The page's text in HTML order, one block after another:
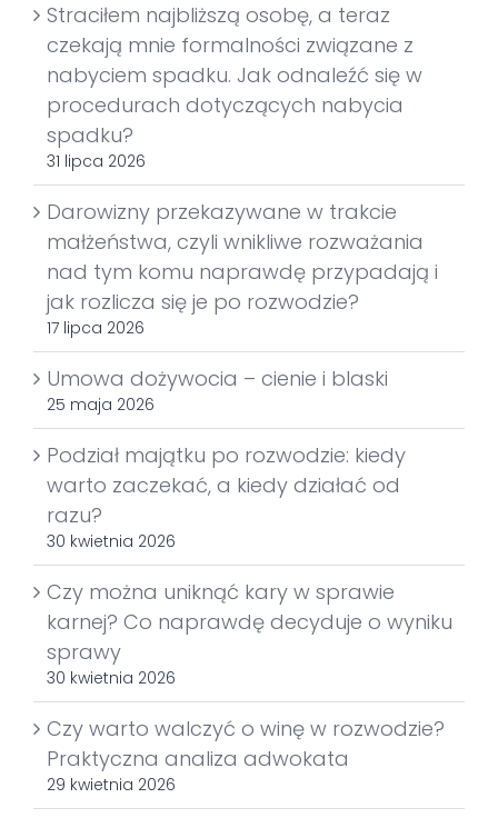
Straciłem najbliższą osobę, a teraz
czekają mnie formalności związane z
nabyciem spadku. Jak odnaleźć się w
procedurach dotyczących nabycia
spadku?
31 lipca 2026
Darowizny przekazywane w trakcie
małżeństwa, czyli wnikliwe rozważania
nad tym komu naprawdę przypadają i
jak rozlicza się je po rozwodzie?
17 lipca 2026
Umowa dożywocia – cienie i blaski
25 maja 2026
Podział majątku po rozwodzie: kiedy
warto zaczekać, a kiedy działać od
razu?
30 kwietnia 2026
Czy można uniknąć kary w sprawie
karnej? Co naprawdę decyduje o wyniku
sprawy
30 kwietnia 2026
Czy warto walczyć o winę w rozwodzie?
Praktyczna analiza adwokata
29 kwietnia 2026